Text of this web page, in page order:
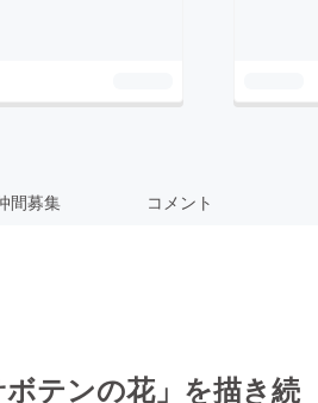
間募集 コメント
テンの花」を描き続